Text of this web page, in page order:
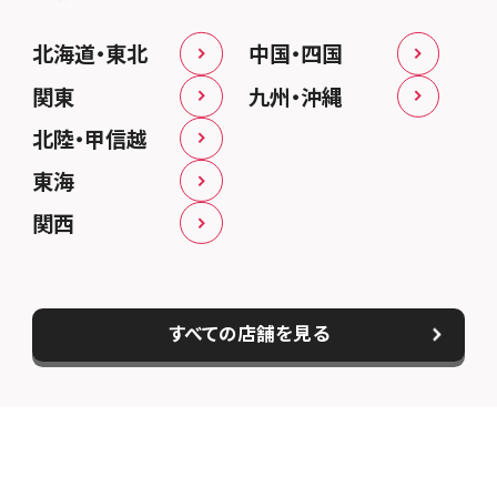
北海道・東北
関東
北陸・甲信越
東海
関西
中国・四国
九州・沖縄
すべての店舗を見る